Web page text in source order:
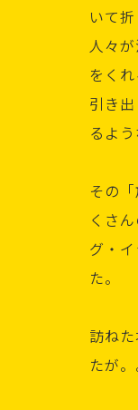
いて
人々
をく
引き
るよ
その
くさ
グ・
た。
訪ね
たが。